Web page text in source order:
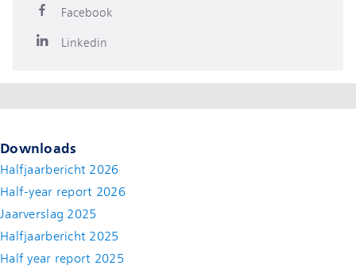
Facebook
Linkedin
Downloads
Halfjaarbericht 2026
Half-year report 2026
Jaarverslag 2025
Halfjaarbericht 2025
Half year report 2025